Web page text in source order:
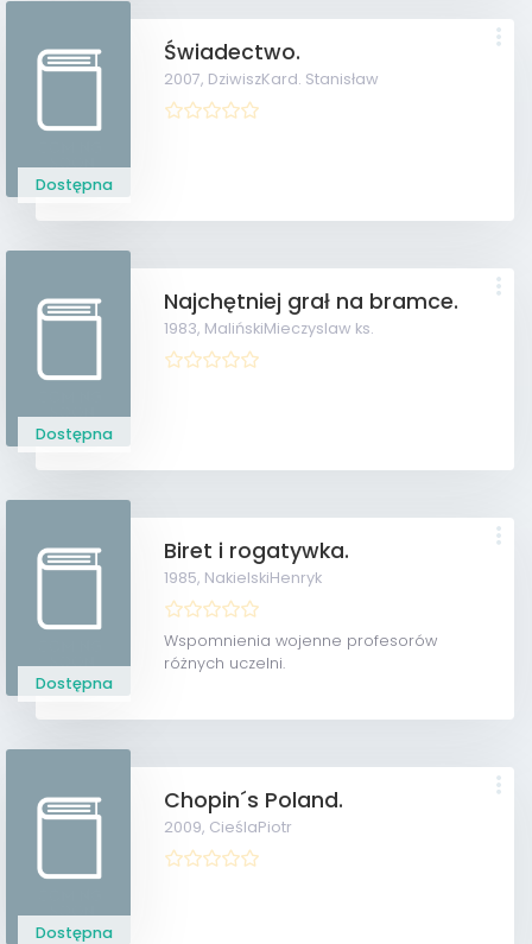
Dostępna
Świadectwo.
2007, DziwiszKard. Stanisław
Dostępna
Najchętniej grał na bramce.
1983, MalińskiMieczyslaw ks.
Dostępna
Biret i rogatywka.
1985, NakielskiHenryk
Wspomnienia wojenne profesorów
różnych uczelni.
Dostępna
Chopin´s Poland.
2009, CieślaPiotr